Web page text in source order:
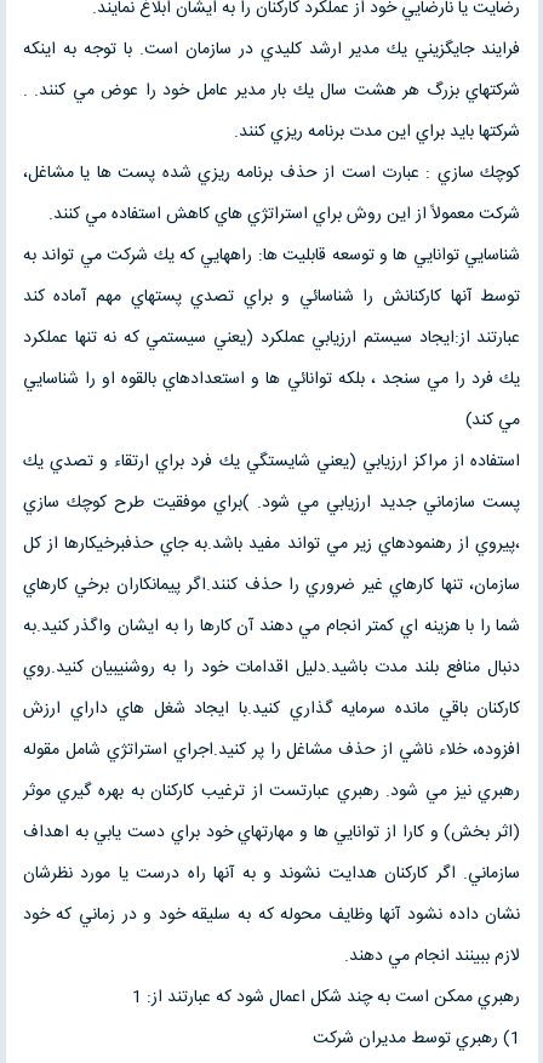
رضايت يا نارضايي خود از عملكرد كاركنان را به ايشان ابلاغ نمايند.
فرايند جايگزيني يك مدير ارشد كليدي در سازمان است. با توجه به اينكه
شركتهاي بزرگ هر هشت سال يك بار مدير عامل خود را عوض مي كنند. .
شركتها بايد براي اين مدت برنامه ريزي كنند.
كوچك سازي : عبارت است از حذف برنامه ريزي شده پست ها يا مشاغل،
شركت معمولاً از اين روش براي استراتژي هاي كاهش استفاده مي كنند.
شناسايي توانايي ها و توسعه قابليت ها: راههايي كه يك شركت مي تواند به
توسط آنها كاركنانش را شناسائي و براي تصدي پستهاي مهم آماده كند
عبارتند از:ايجاد سيستم ارزيابي عملكرد (يعني سيستمي كه نه تنها عملكرد
يك فرد را مي سنجد ، بلكه توانائي ها و استعدادهاي بالقوه او را شناسايي
مي كند)
استفاده از مراكز ارزيابي (يعني شايستگي يك فرد براي ارتقاء و تصدي يك
پست سازماني جديد ارزيابي مي شود. )براي موفقيت طرح كوچك سازي
،پيروي از رهنمودهاي زير مي تواند مفيد باشد.به جاي حذفبرخيكارها از كل
سازمان، تنها كارهاي غير ضروري را حذف كنند.اگر پيمانكاران برخي كارهاي
شما را با هزينه اي كمتر انجام مي دهند آن كارها را به ايشان واگذر كنيد.به
دنبال منافع بلند مدت باشيد.دليل اقدامات خود را به روشنيبيان كنيد.روي
كاركنان باقي مانده سرمايه گذاري كنيد.با ايجاد شغل هاي داراي ارزش
افزوده، خلاء ناشي از حذف مشاغل را پر كنيد.اجراي استراتژي شامل مقوله
رهبري نيز مي شود. رهبري عبارتست از ترغيب كاركنان به بهره گيري موثر
(اثر بخش) و كارا از توانايي ها و مهارتهاي خود براي دست يابي به اهداف
سازماني. اگر كاركنان هدايت نشوند و به آنها راه درست يا مورد نظرشان
نشان داده نشود آنها وظايف محوله كه به سليقه خود و در زماني كه خود
لازم ببينند انجام مي دهند.
رهبري ممكن است به چند شكل اعمال شود كه عبارتند از: 1
1) رهبري توسط مديران شركت